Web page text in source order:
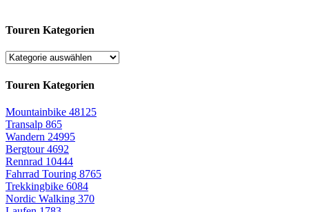
Touren Kategorien
Touren Kategorien
Mountainbike 48125
Transalp 865
Wandern 24995
Bergtour4692
Rennrad 10444
Fahrrad Touring 8765
Trekkingbike 6084
Nordic Walking 370